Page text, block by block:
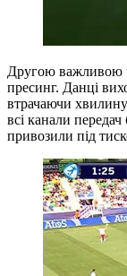
Другою важливою
пресинг. Данці
втрачаючи
всі канали
привозили під